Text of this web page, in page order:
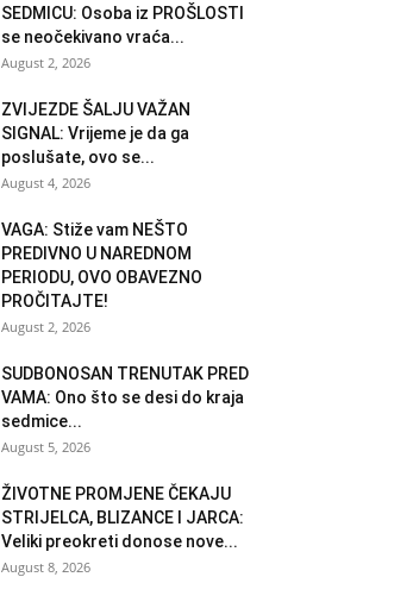
SEDMICU: Osoba iz PROŠLOSTI
se neočekivano vraća...
August 2, 2026
ZVIJEZDE ŠALJU VAŽAN
SIGNAL: Vrijeme je da ga
poslušate, ovo se...
August 4, 2026
VAGA: Stiže vam NEŠTO
PREDIVNO U NAREDNOM
PERIODU, OVO OBAVEZNO
PROČITAJTE!
August 2, 2026
SUDBONOSAN TRENUTAK PRED
VAMA: Ono što se desi do kraja
sedmice...
August 5, 2026
ŽIVOTNE PROMJENE ČEKAJU
STRIJELCA, BLIZANCE I JARCA:
Veliki preokreti donose nove...
August 8, 2026